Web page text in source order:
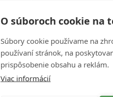
O súboroch cookie na
Súbory cookie používame na
používaní stránok, na
prispôsobenie obsahu a reklám.
Viac informácií